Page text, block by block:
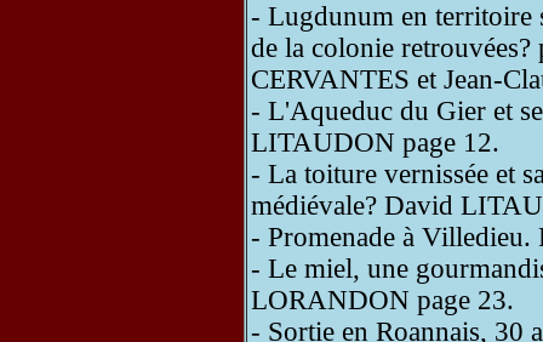
- Lugdunum en territoire
de la colonie
CERVANTES et Jean-
- L'Aqueduc du Gier et
LITAUDON page 12.
- La toiture vernissée et
médiévale? David
- Promenade à
- Le miel, une
LORANDON page 23.
- Sortie en Roannais, 30